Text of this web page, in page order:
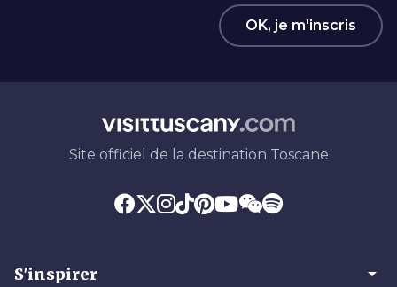
OK, je m'inscris
Site officiel de la destination Toscane
S'inspirer arrow_drop_down